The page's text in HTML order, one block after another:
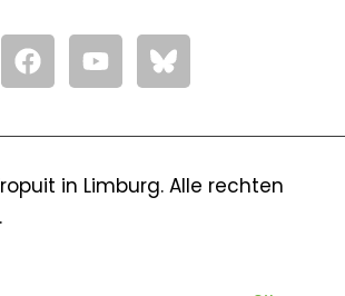
F
a
c
o
Y
o
u
b
in Limburg. Alle rechten